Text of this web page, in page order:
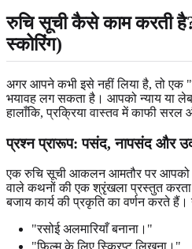
रुचि सूची कैसे काम करती
स्कोरिंग)
अगर आपने कभी इसे नहीं लिया है, तो एक
भयावह लग सकता है। आपको न्याय या
हालाँकि, प्रक्रिया वास्तव में काफी सरल
प्रश्न प्रारूप: पसंद, नापसंद और
एक रुचि सूची आकलन आमतौर पर आपको
वाले कथनों की एक श्रृंखला प्रस्तुत करता
बजाय कार्य की प्रकृति का वर्णन करते
"रसोई अलमारियाँ बनाना।"